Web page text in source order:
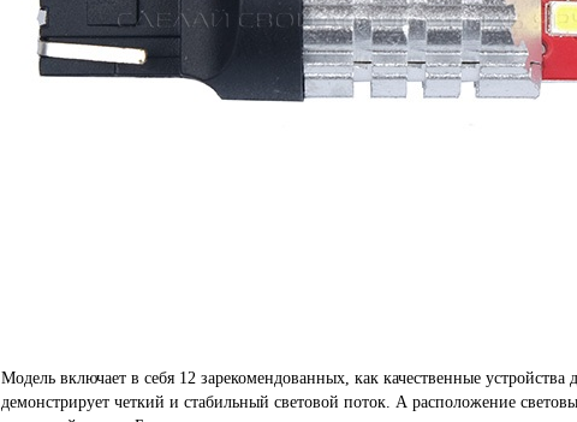
Модель включает в себя 12 зарекомендованных, как качественные устройства
демонстрирует четкий и стабильный световой поток. А расположение